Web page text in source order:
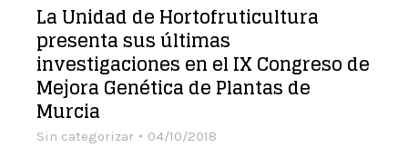
La Unidad de Hortofruticultura
presenta sus últimas
investigaciones en el IX Congreso de
Mejora Genética de Plantas de
Murcia
Sin categorizar 04/10/2018